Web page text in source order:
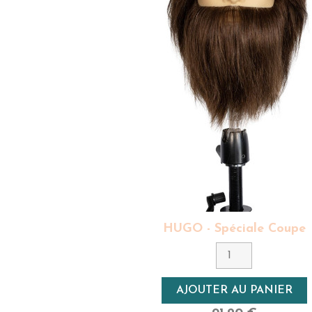
Densité
Haute
HUGO - Spéciale Coupe
AJOUTER AU PANIER